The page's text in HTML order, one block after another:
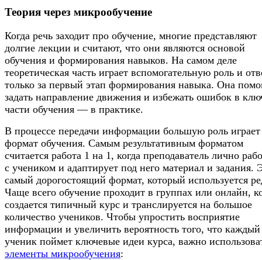
Теория через микрообучение
Когда речь заходит про обучение, многие представляют
долгие лекции и считают, что они являются основой
обучения и формирования навыков. На самом деле
теоретическая часть играет вспомогательную роль и
только за первый этап формирования навыка. Она
задать направление движения и избежать ошибок в
части обучения — в практике.
В процессе передачи информации большую роль играет
формат обучения. Самым результативным форматом
считается работа 1 на 1, когда преподаватель лично
с учеником и адаптирует под него материал и задания.
самый дорогостоящий формат, который используется
Чаще всего обучение проходит в группах или онлайн,
создается типичный курс и транслируется на большое
количество учеников. Чтобы упростить восприятие
информации и увеличить вероятность того, что каждый
ученик поймет ключевые идеи курса, важно
элементы микрообучения: